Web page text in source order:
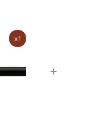
x1